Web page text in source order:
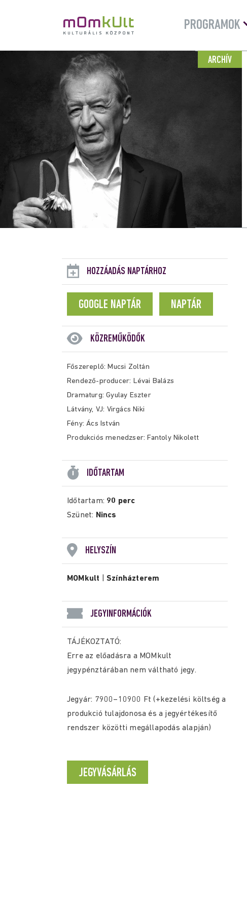
PROGRAMOK
ARCHÍV
HOZZÁADÁS NAPTÁRHOZ
GOOGLE NAPTÁR NAPTÁR
KÖZREMŰKÖDŐK
Főszereplő: Mucsi Zoltán
Rendező-producer: Lévai Balázs
Dramaturg: Gyulay Eszter
Látvány, VJ: Virgács Niki
Fény: Ács István
Produkciós menedzser: Fantoly Nikolett
IDŐTARTAM
Időtartam: 90 perc
Szünet: Nincs
HELYSZÍN
MOMkult |Színházterem
JEGYINFORMÁCIÓK
TÁJÉKOZTATÓ:
Erre az előadásra a MOMkult
jegypénztárában nem váltható jegy.
Jegyár: 7900–10900 Ft (+kezelési költség a
produkció tulajdonosa és a jegyértékesítő
rendszer közötti megállapodás alapján)
JEGYVÁSÁRLÁS